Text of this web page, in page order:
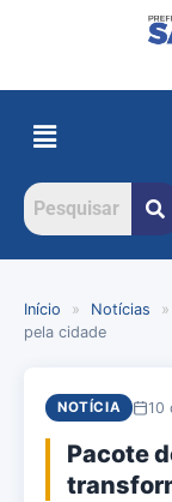
Início » Notícias »
pela cidade
NOTÍCIA 10
Pacote